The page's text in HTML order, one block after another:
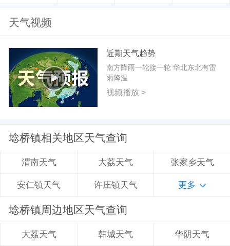
天气视频
近期天气趋势
南方降雨一轮接一轮 华北东北有雷
雨降温
视频播放 >
埝桥镇相关地区天气查询
渭南天气 大荔天气 张家乡天气
安仁镇天气 许庄镇天气 更多
埝桥镇周边地区天气查询
大荔天气 韩城天气 华阴天气